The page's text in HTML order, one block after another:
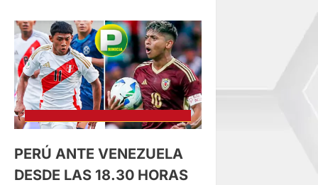
DE
ENERGÍA
EN
VARIAS
REGIONES
SE
DEBIÓ
A
FALLA
EN
CENTRALES
HIDROELÉCTRICAS
PERÚ ANTE VENEZUELA
DESDE LAS 18.30 HORAS